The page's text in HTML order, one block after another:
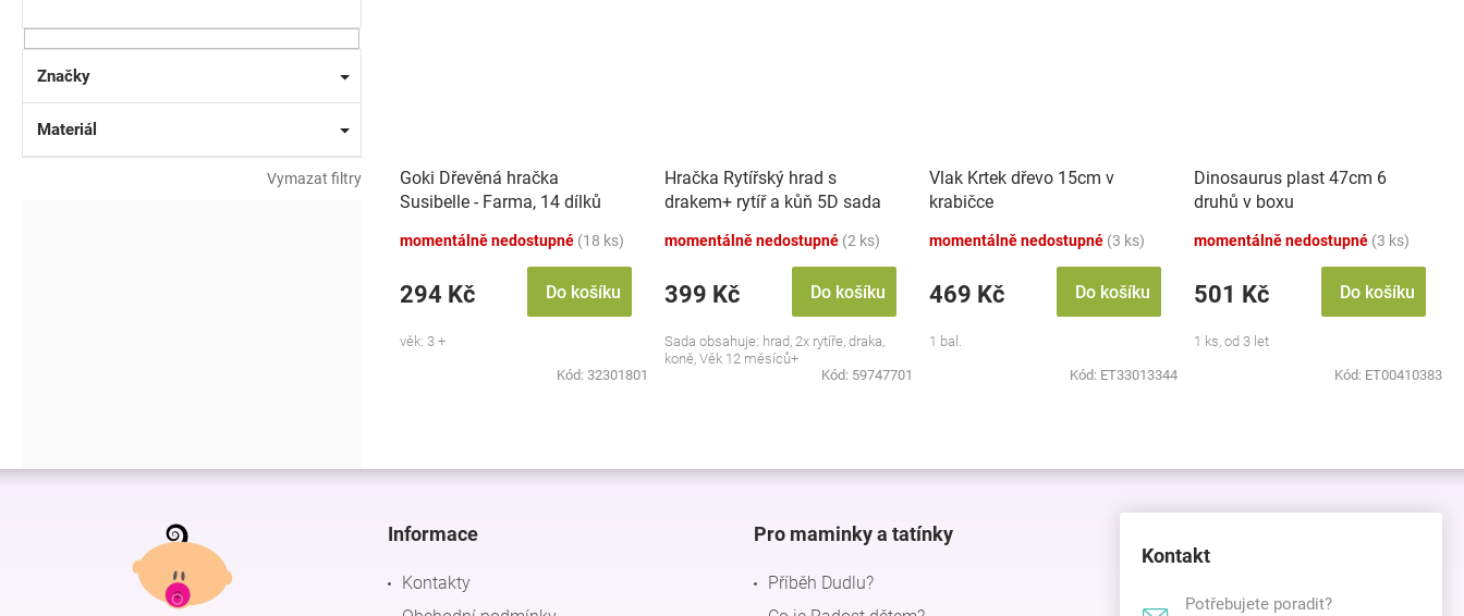
Značky
Materiál
Vymazat filtry
Goki Dřevěná hračka
Susibelle - Farma, 14 dílků
momentálně nedostupné (18 ks)
294 Kč Do košíku
věk: 3 +
Kód: 32301801
Hračka Rytířský hrad s
drakem+ rytíř a kůň 5D sada
momentálně nedostupné (2 ks)
399 Kč Do košíku
Sada obsahuje: hrad, 2x rytíře, draka,
koně, Věk 12 měsíců+
Kód: 59747701
Vlak Krtek dřevo 15cm v
krabičce
momentálně nedostupné (3 ks)
469 Kč Do košíku
1 bal.
Kód: ET33013344
Dinosaurus plast 47cm 6
druhů v boxu
momentálně nedostupné (3 ks)
501 Kč Do košíku
1 ks, od 3 let
Kód: ET00410383
v
d
Z
Informace
Kontakty
Pro maminky a tatínky
Příběh Dudlu?
Kontakt
Potřebujete poradit?